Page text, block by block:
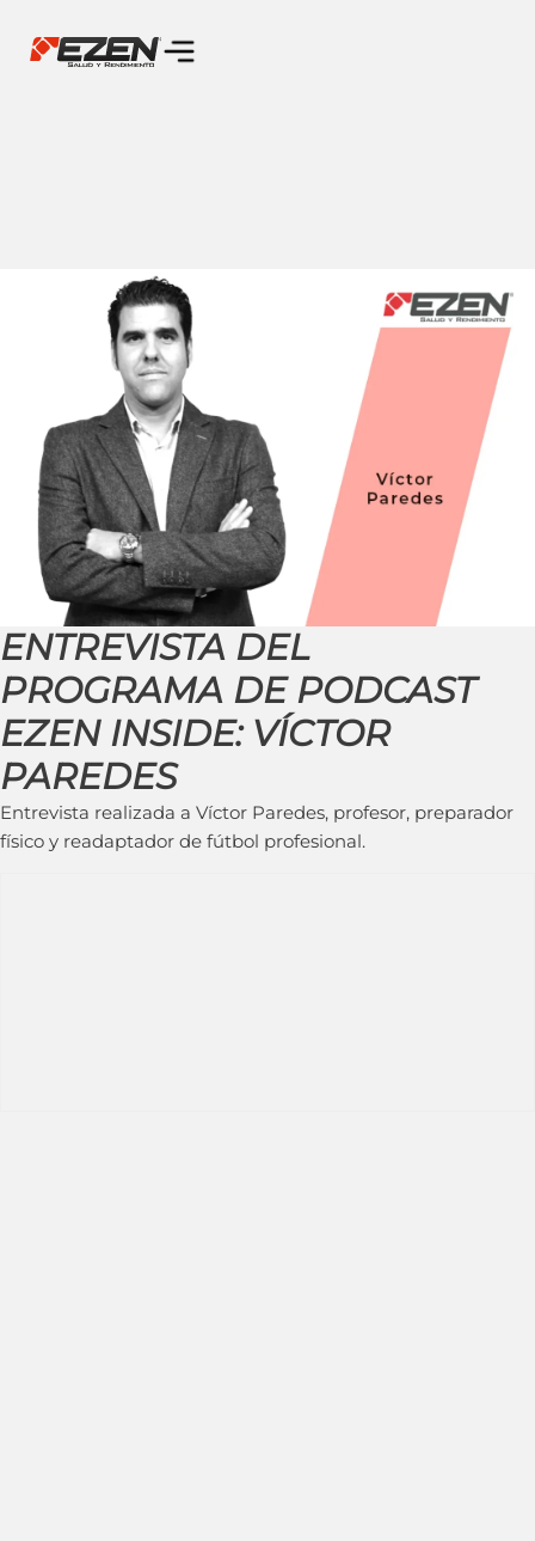
ENTREVISTA DEL
PROGRAMA DE PODCAST
EZEN INSIDE: VÍCTOR
PAREDES
Entrevista realizada a Víctor Paredes, profesor, preparador
físico y readaptador de fútbol profesional.